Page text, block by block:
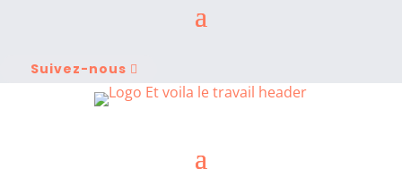
Suivez-nous